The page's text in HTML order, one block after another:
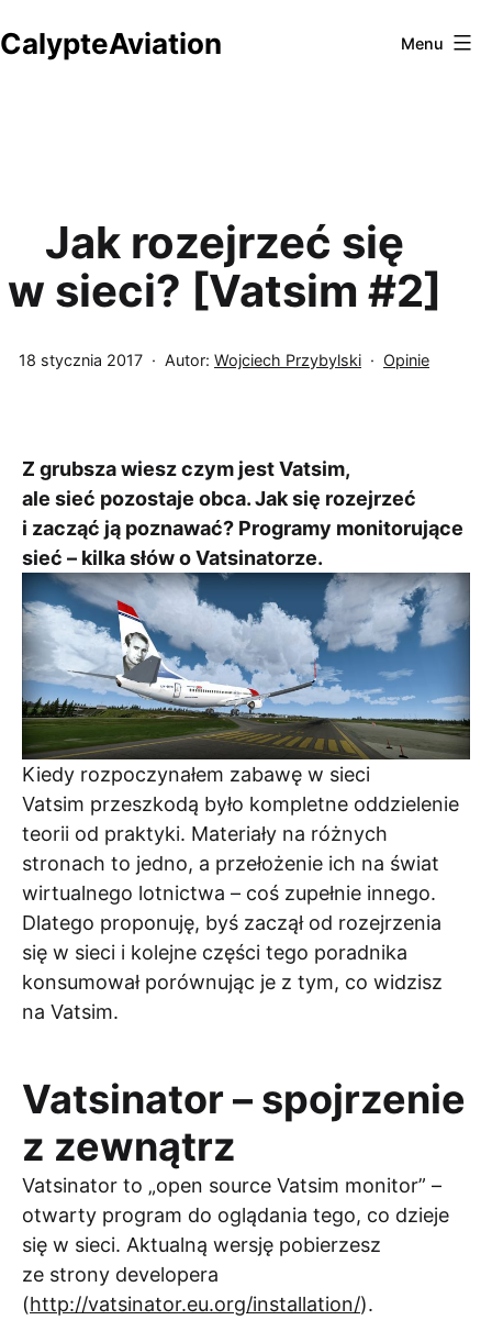
do
CalypteAviation Menu
Jak rozejrzeć się
w sieci? [Vatsim #2]
Opublikowano
18 stycznia 2017 Autor: Wojciech Przybylski
Umieszczono
Opinie
Z grubsza wiesz czym jest Vatsim,
ale sieć pozostaje obca. Jak się rozejrzeć
i zacząć ją poznawać? Programy monitorujące
sieć – kilka słów o Vatsinatorze.
Kiedy rozpoczynałem zabawę w sieci
Vatsim przeszkodą było kompletne oddzielenie
teorii od praktyki. Materiały na różnych
stronach to jedno, a przełożenie ich na świat
wirtualnego lotnictwa – coś zupełnie innego.
Dlatego proponuję, byś zaczął od rozejrzenia
się w sieci i kolejne części tego poradnika
konsumował porównując je z tym, co widzisz
na Vatsim.
Vatsinator – spojrzenie
z zewnątrz
Vatsinator to „open source Vatsim monitor” –
otwarty program do oglądania tego, co dzieje
się w sieci. Aktualną wersję pobierzesz
ze strony developera
(http://vatsinator.eu.org/installation/).